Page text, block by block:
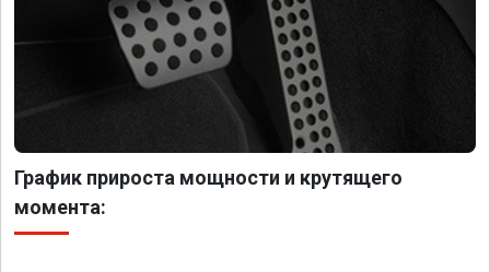
График прироста мощности и крутящего
момента: